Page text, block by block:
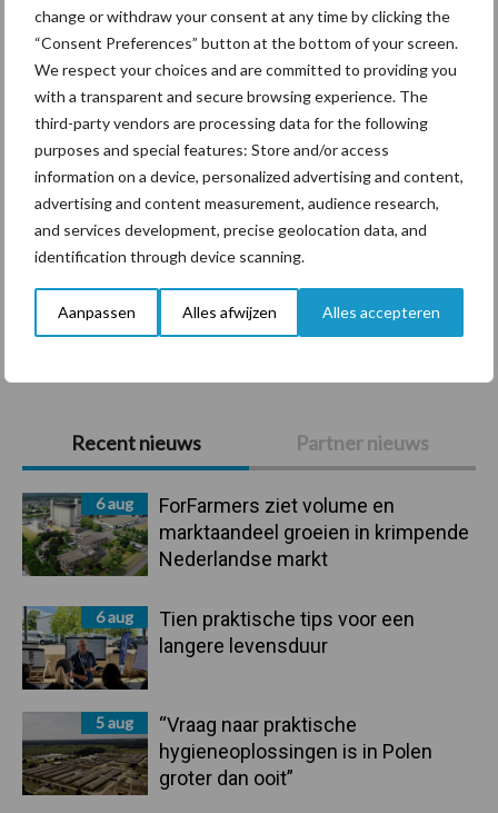
change or withdraw your consent at any time by clicking the
“Consent Preferences” button at the bottom of your screen.
We respect your choices and are committed to providing you
with a transparent and secure browsing experience. The
third-party vendors are processing data for the following
purposes and special features: Store and/or access
information on a device, personalized advertising and content,
advertising and content measurement, audience research,
and services development, precise geolocation data, and
identification through device scanning.
Aanpassen Alles afwijzen Alles accepteren
Primaire
Sidebar
Recent nieuws Partner nieuws
6 aug
ForFarmers ziet volume en
marktaandeel groeien in krimpende
Nederlandse markt
6 aug
Tien praktische tips voor een
langere levensduur
5 aug
“Vraag naar praktische
hygieneoplossingen is in Polen
groter dan ooit”
Diergezondheid Bemesting Fokkerij
Bedrijfsnieuws
Ligbox &
Voerhekken
Toon meer